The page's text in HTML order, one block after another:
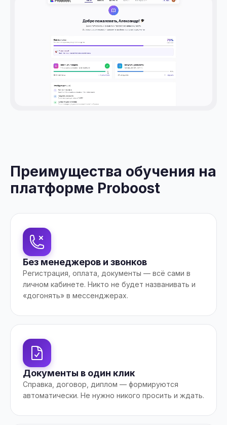
Преимущества обучения на
платформе Proboost
Без менеджеров и звонков
Регистрация, оплата, документы — всё сами в
личном кабинете. Никто не будет названивать и
«догонять» в мессенджерах.
Документы в один клик
Справка, договор, диплом — формируются
автоматически. Не нужно никого просить и ждать.